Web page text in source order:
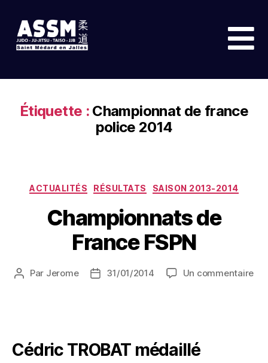
Étiquette : Championnat de france
police 2014
ACTUALITÉS RÉSULTATS SAISON 2013-2014
Championnats de
France FSPN
Par Jerome 31/01/2014 Un commentaire
Cédric TROBAT médaillé